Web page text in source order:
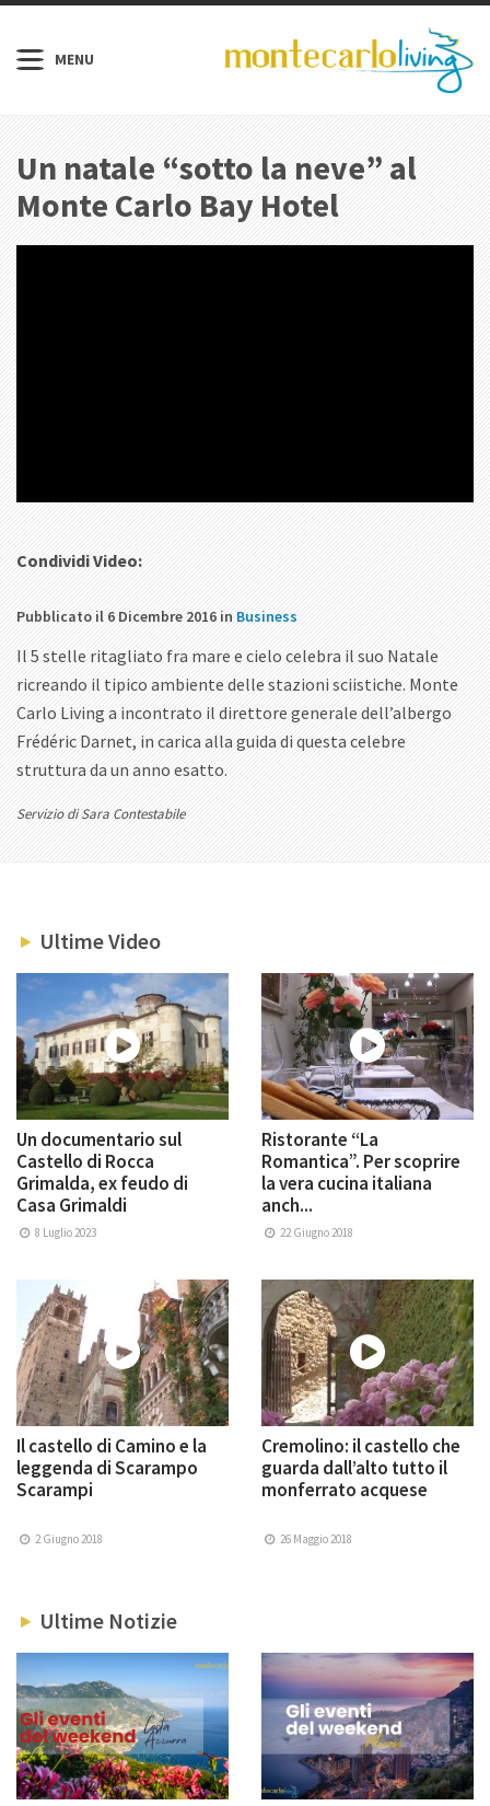
Un natale “sotto la neve” al
Monte Carlo Bay Hotel
Condividi Video:
Pubblicato il 6 Dicembre 2016 inBusiness
Il 5 stelle ritagliato fra mare e cielo celebra il suo Natale
ricreando il tipico ambiente delle stazioni sciistiche. Monte
Carlo Living a incontrato il direttore generale dell’albergo
Frédéric Darnet, in carica alla guida di questa celebre
struttura da un anno esatto.
Servizio di Sara Contestabile
Ultime Video
Un documentario sul
Castello di Rocca
Grimalda, ex feudo di
Casa Grimaldi
8 Luglio 2023
Ristorante “La
Romantica”. Per scoprire
la vera cucina italiana
anch...
22 Giugno 2018
Il castello di Camino e la
leggenda di Scarampo
Scarampi
2 Giugno 2018
Cremolino: il castello che
guarda dall’alto tutto il
monferrato acquese
26 Maggio 2018
Ultime Notizie